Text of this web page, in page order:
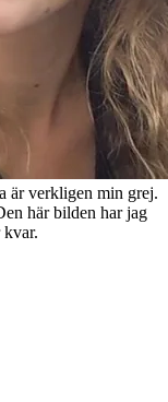
är verkligen min grej.
här bilden har jag
kvar.